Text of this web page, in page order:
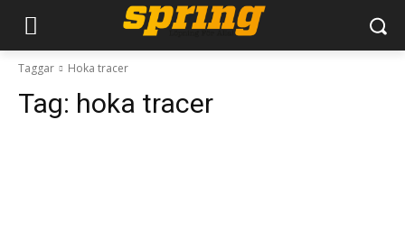
Taggar Hoka tracer
Tag: hoka tracer